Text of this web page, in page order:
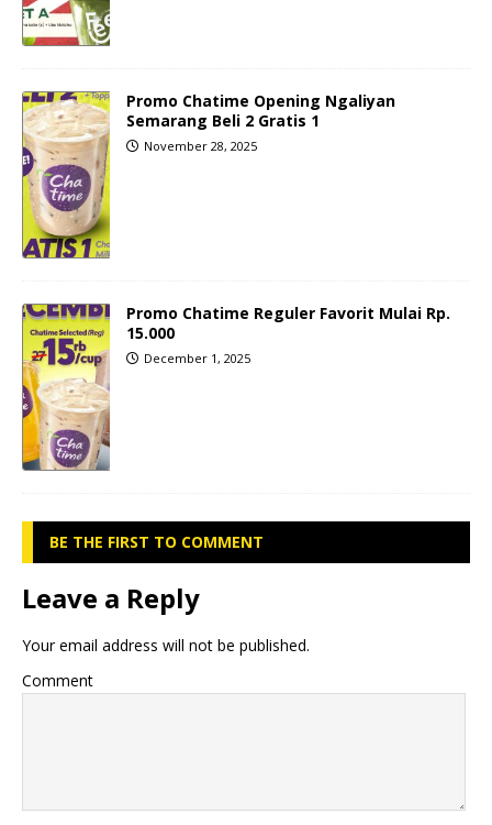
Promo Chatime Opening Ngaliyan
Semarang Beli 2 Gratis 1
November 28, 2025
Promo Chatime Reguler Favorit Mulai Rp.
15.000
December 1, 2025
BE THE FIRST TO COMMENT
Leave a Reply
Your email address will not be published.
Comment